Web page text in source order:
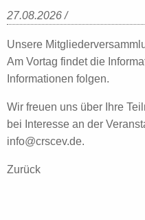
27.08.2026/
Unsere
Am Vortag findet die
Informationen folgen.
Wir freuen uns über Ihre
bei Interesse an der
info@crscev.de.
Zurück